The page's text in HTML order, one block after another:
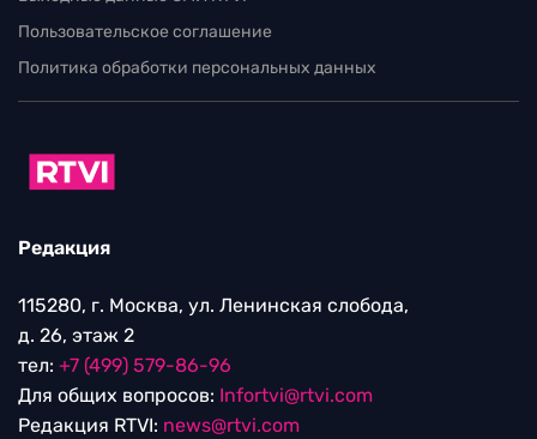
Пользовательское соглашение
Политика обработки персональных данных
Редакция
115280, г. Москва, ул. Ленинская слобода,
д. 26, этаж 2
тел: +7 (499) 579-86-96
Для общих вопросов: Infortvi@rtvi.com
Редакция RTVI: news@rtvi.com